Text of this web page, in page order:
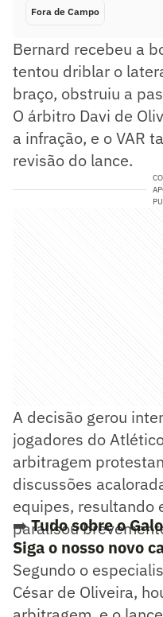
Fora de Campo
Bernard recebeu a
tentou driblar o
braço, obstruiu a
O árbitro Davi de
a infração, e o VAR
revisão do lance.
A decisão gerou
jogadores do
arbitragem
discussões
equipes, resultando
paralisou
➡️Tudo sobre o
Siga o nosso novo
Segundo o
César de Oliveira,